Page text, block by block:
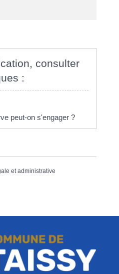
consulter
:
peut-on s'engager ?
et administrative